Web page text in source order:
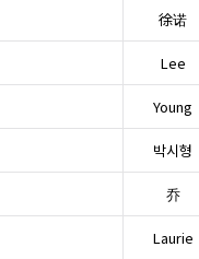
徐诺
Lee
Young
박시형
乔
Laurie